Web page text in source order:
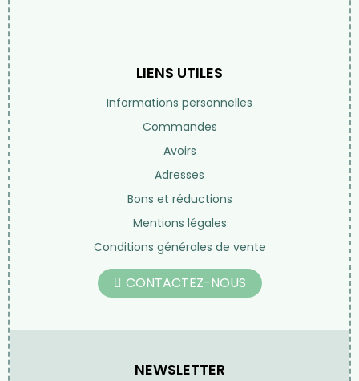
LIENS UTILES
Informations personnelles
Commandes
Avoirs
Adresses
Bons et réductions
Mentions légales
Conditions générales de vente
CONTACTEZ-NOUS
NEWSLETTER